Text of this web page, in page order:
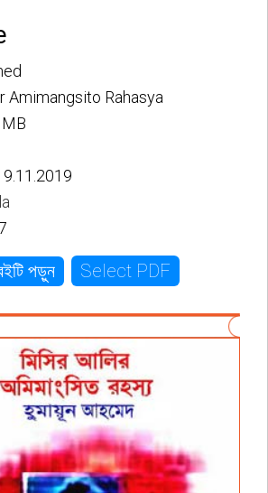
Amimangsito Rahasya
পড়ুন Select PDF